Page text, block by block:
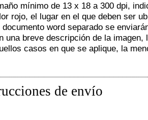
mínimo de 13 x 18 a 300 dpi,
rojo, el lugar en el que deben ser
documento word separado se
una breve descripción de la
casos en que se aplique, la
de envío